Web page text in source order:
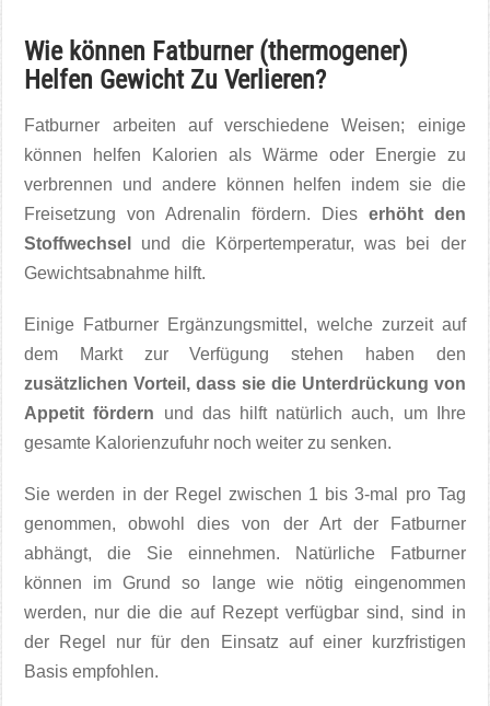
Wie können Fatburner (thermogener)
Helfen Gewicht Zu Verlieren?
Fatburner arbeiten auf verschiedene Weisen; einige
können helfen Kalorien als Wärme oder Energie zu
verbrennen und andere können helfen indem sie die
Freisetzung von Adrenalin fördern. Dies erhöht den
Stoffwechsel
und die Körpertemperatur, was bei der
Gewichtsabnahme hilft.
Einige Fatburner Ergänzungsmittel, welche zurzeit auf
dem Markt zur Verfügung stehen haben den
zusätzlichen Vorteil, dass sie die Unterdrückung von
Appetit fördern und das hilft natürlich auch, um Ihre
gesamte Kalorienzufuhr noch weiter zu senken.
Sie werden in der Regel zwischen 1 bis 3-mal pro Tag
genommen, obwohl dies von der Art der Fatburner
abhängt, die Sie einnehmen. Natürliche Fatburner
können im Grund so lange wie nötig eingenommen
werden, nur die die auf Rezept verfügbar sind, sind in
der Regel nur für den Einsatz auf einer kurzfristigen
Basis empfohlen.